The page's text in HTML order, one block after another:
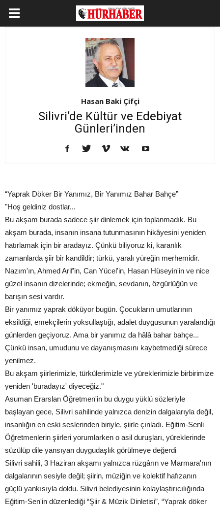
Hasan Baki Çifçi
Silivri’de Kültür ve Edebiyat
Günleri’inden
“Yaprak Döker Bir Yanımız, Bir Yanımız Bahar Bahçe”
"Hoş geldiniz dostlar...
Bu akşam burada sadece şiir dinlemek için toplanmadık. Bu
akşam burada, insanın insana tutunmasının hikâyesini yeniden
hatırlamak için bir aradayız. Çünkü biliyoruz ki, karanlık
zamanlarda şiir bir kandildir; türkü, yaralı yüreğin merhemidir.
Nazım'ın, Ahmed Arif'in, Can Yücel'in, Hasan Hüseyin'in ve nice
güzel insanın dizelerinde; ekmeğin, sevdanın, özgürlüğün ve
barışın sesi vardır.
Bir yanımız yaprak döküyor bugün. Çocukların umutlarının
eksildiği, emekçilerin yoksullaştığı, adalet duygusunun yaralandığı
günlerden geçiyoruz. Ama bir yanımız da hâlâ bahar bahçe...
Çünkü insan, umudunu ve dayanışmasını kaybetmediği sürece
yenilmez.
Bu akşam şiirlerimizle, türkülerimizle ve yüreklerimizle birbirimize
yeniden 'buradayız' diyeceğiz."
Asuman Erarslan Öğretmen'in bu duygu yüklü sözleriyle
başlayan gece, Silivri sahilinde yalnızca denizin dalgalarıyla değil,
insanlığın en eski seslerinden biriyle, şiirle çınladı. Eğitim-Senli
Öğretmenlerin şiirleri yorumlarken o asil duruşları, yüreklerinde
süzülüp dile yansıyan duygudaşlık görülmeye değerdi
Silivri sahili, 3 Haziran akşamı yalnızca rüzgârın ve Marmara'nın
dalgalarının sesiyle değil; şiirin, müziğin ve kolektif hafızanın
güçlü yankısıyla doldu. Silivri belediyesinin kolaylaştırıcılığında
Eğitim-Sen'in düzenlediği “Şiir & Müzik Dinletisi”, “Yaprak döker